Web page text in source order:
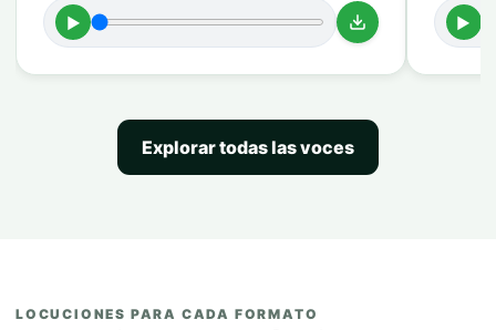
► ►
Explorar todas las voces
LOCUCIONES PARA CADA FORMATO